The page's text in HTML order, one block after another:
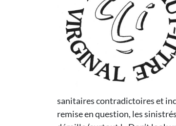
sanitaires contradictoires et
remise en question, les